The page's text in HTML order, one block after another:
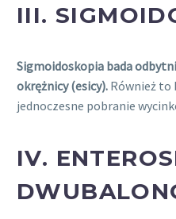
III.
Sigmoidoskopia bada
okrężnicy (esicy). Również to
jednoczesne pobranie
IV.